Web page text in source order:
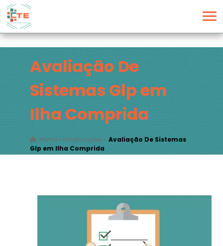
Avaliação De
Sistemas Glp em
Ilha Comprida
Home» Informações » Avaliação De Sistemas
Glp em Ilha Comprida